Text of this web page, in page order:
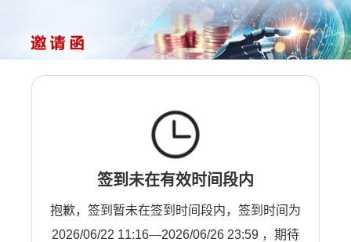
签到未在有效时间段内
抱歉，签到暂未在签到时间段内，签到时间为
2026/06/22 11:16—2026/06/26 23:59 ，期待